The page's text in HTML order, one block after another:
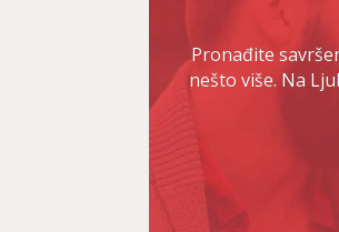
Pronađite
nešto više. Na